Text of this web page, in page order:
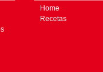
Home
Recetas